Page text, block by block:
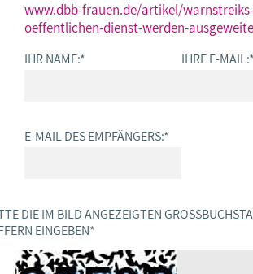
www.dbb-frauen.de/artikel/
oeffentlichen-dienst-werden-
IHR NAME:* IHRE E-MAIL:*
E-MAIL DES EMPFÄNGERS:*
DIE IM BILD ANGEZEIGTEN
EINGEBEN *